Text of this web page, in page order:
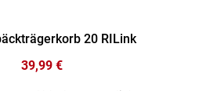
20 RILink
39,99 €